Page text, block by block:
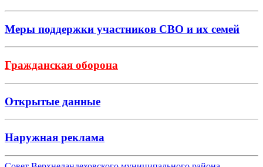
Меры поддержки участников СВО и их семей
Гражданская оборона
Открытые данные
Наружная реклама